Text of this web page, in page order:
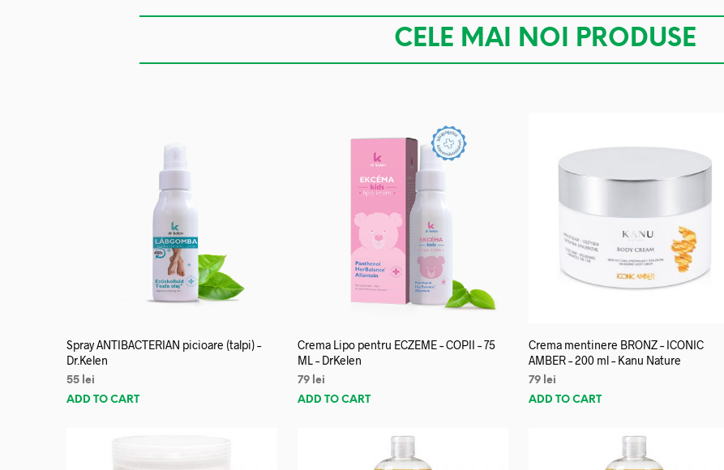
CELE MAI NOI PRODUSE
Spray ANTIBACTERIAN picioare (talpi) –
Dr.Kelen
55 lei
ADD TO CART
Crema Lipo pentru ECZEME – COPII – 75
ML – DrKelen
79 lei
ADD TO CART
Crema mentinere BRONZ – ICONIC
AMBER – 200 ml – Kanu Nature
79 lei
ADD TO CART